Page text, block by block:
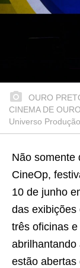
OURO
CINEMA DE
Universo Produção
Não somente
CineOp,
10 de junho
das exibições
três oficinas
abrilhantando
estão abertas